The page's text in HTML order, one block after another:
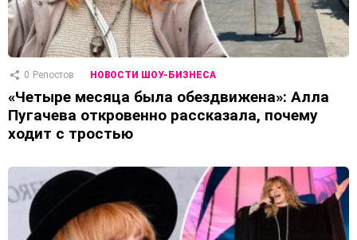
0 Репостов НОВОСТИ ШОУ-БИЗНЕСА
«Четыре месяца была обездвижена»: Алла
Пугачева откровенно рассказала, почему
ходит с тростью